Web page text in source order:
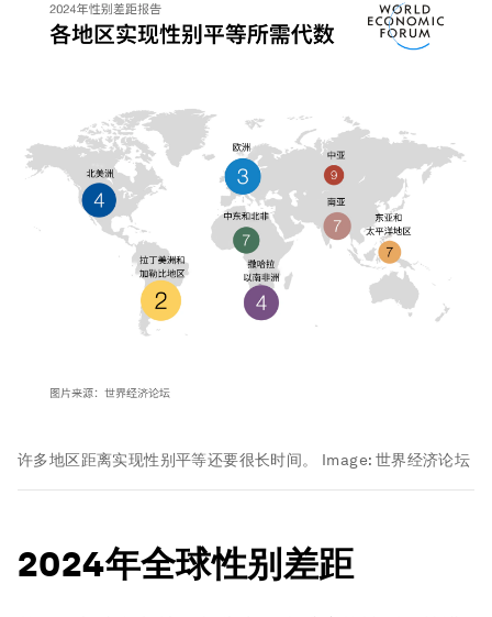
许多地区距离实现性别平等还要很长时间。 Image: 世界经济论坛
2024年全球性别差距